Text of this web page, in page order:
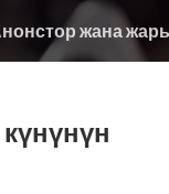
жана